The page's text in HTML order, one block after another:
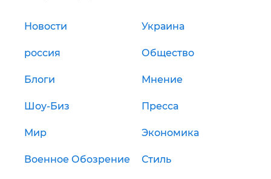
Новости Украина
россия Общество
Блоги Мнение
Шоу-Биз Пресса
Мир Экономика
Военное Обозрение Стиль